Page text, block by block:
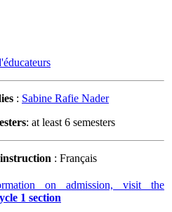
: Sabine Rafie Nader
: at least 6 semesters
: Français
on admission, visit the
1 section